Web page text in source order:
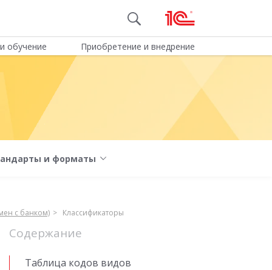
обучение Приобретение и внедрение
и форматы
с банком) Классификаторы
Содержание
Таблица кодов видов